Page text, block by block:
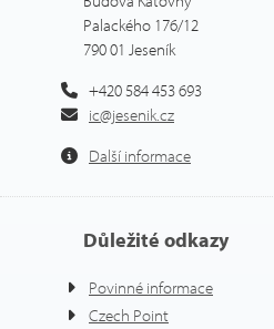
Palackého 176/12
790 01 Jeseník
+420 584 453 693
ic@jesenik.cz
Další informace
Důležité odkazy
Povinné informace
Czech Point